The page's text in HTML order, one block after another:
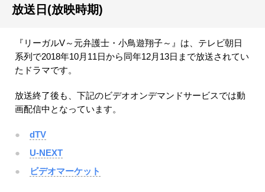
放送日(放映時期)
『リーガルV～元弁護士・小鳥遊翔子～』は、テレビ朝日
系列で2018年10月11日から同年12月13日まで放送されてい
たドラマです。
放送終了後も、下記のビデオオンデマンドサービスでは動
画配信中となっています。
dTV
U-NEXT
ビデオマーケット